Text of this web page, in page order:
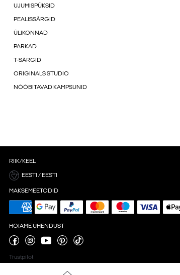
UJUMISPÜKSID
PEALISSÄRGID
ÜLIKONNAD
PARKAD
T-SÄRGID
ORIGINALS STUDIO
NÖÖBITAVAD KAMPSUNID
RIIK/KEEL
EESTI / EESTI
MAKSEMEETODID
HOIAME ÜHENDUST
Trustpilot